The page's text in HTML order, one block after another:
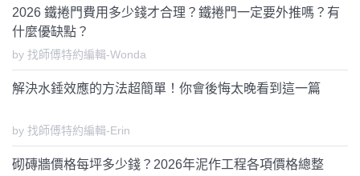
2026 鐵捲門費用多少錢才合理？鐵捲門一定要外推嗎？有
什麼優缺點？
by 找師傅特約編輯-Wonda
解決水錘效應的方法超簡單！你會後悔太晚看到這一篇
by 找師傅特約編輯-Erin
砌磚牆價格每坪多少錢？2026年泥作工程各項價格總整